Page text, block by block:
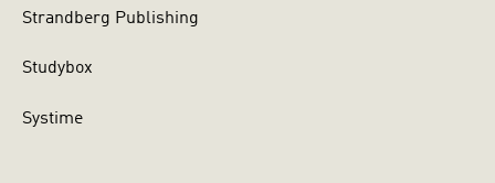
Strandberg Publishing
Studybox
Systime